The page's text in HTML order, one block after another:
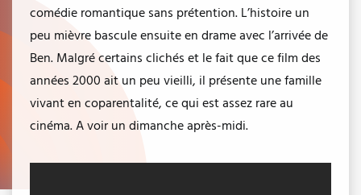
comédie romantique sans prétention. L’histoire un
peu mièvre bascule ensuite en drame avec l’arrivée de
Ben. Malgré certains clichés et le fait que ce film des
années 2000 ait un peu vieilli, il présente une famille
vivant en coparentalité, ce qui est assez rare au
cinéma. A voir un dimanche après-midi.